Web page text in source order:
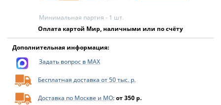
Минимальная партия - 1 шт.
Оплата картой Мир, наличными или по счёту
Дополнительная информация:
Задать вопрос в MAX
Бесплатная доставка от 50 тыс. р.
Доставка по Москве и МО:от 350 р.